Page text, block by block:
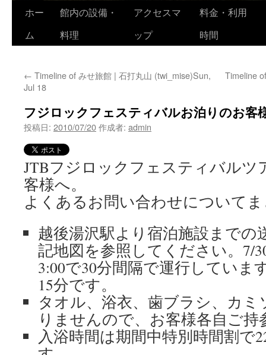
ホー
ム
館内の設備・
料理
アクセスマ
ップ
料金・利用
時間
← Timeline of みせ旅館 | 石打丸山 (twi_mise)Sun,
Jul 18
Timeline
フジロックフェスティバルお泊りのお客
投稿日: 2010/07/20作成者: admin
JTBフジロックフェスティバルツ
客様へ。
よくあるお問い合わせについて
越後湯沢駅より宿泊施設までの
記地図を参照してください。7/
3:00で30分間隔で運行していま
15分です。
タオル、浴衣、歯ブラシ、カ
りませんので、お客様各自ご持
入浴時間は期間中特別時間割で